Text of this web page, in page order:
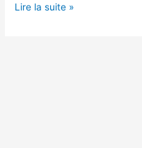
Lire la suite »